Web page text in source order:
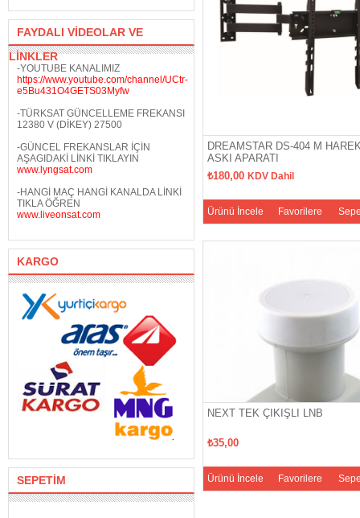
FAYDALI VİDEOLAR VE
LİNKLER
-YOUTUBE KANALIMIZ
https://www.youtube.com/channel/UCtr-
e5Bu431O4GETS03Myfw
-TÜRKSAT GÜNCELLEME FREKANSI
12380 V (DİKEY) 27500
-GÜNCEL FREKANSLAR İÇİN
AŞAGIDAKİ LİNKİ TIKLAYIN
www.lyngsat.com
-HANGİ MAÇ HANGİ KANALDA LİNKİ
TIKLA ÖĞREN
www.liveonsat.com
KARGO
SEPETİM
DREAMSTAR DS-404 M
ASKI APARATI
₺180,00KDV Dahil
Favorilere
Ürünü İncele
NEXT TEK ÇIKIŞLI LNB
₺35,00
Favorilere
Ürünü İncele